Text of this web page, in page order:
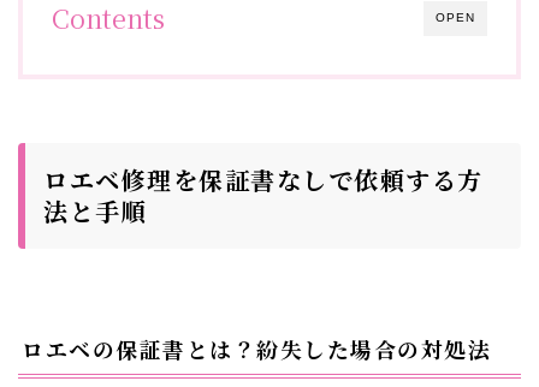
OPEN
Contents
ロエベ修理を保証書なしで依頼する方
法と手順
ロエベの保証書とは？紛失した場合の対処法